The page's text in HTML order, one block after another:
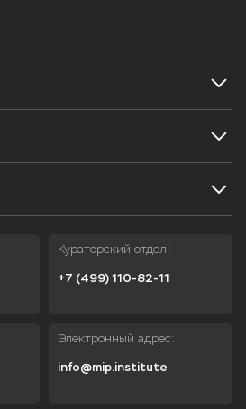
Кураторский отдел:
+7 (499) 110-82-11
Электронный адрес:
info@mip.institute